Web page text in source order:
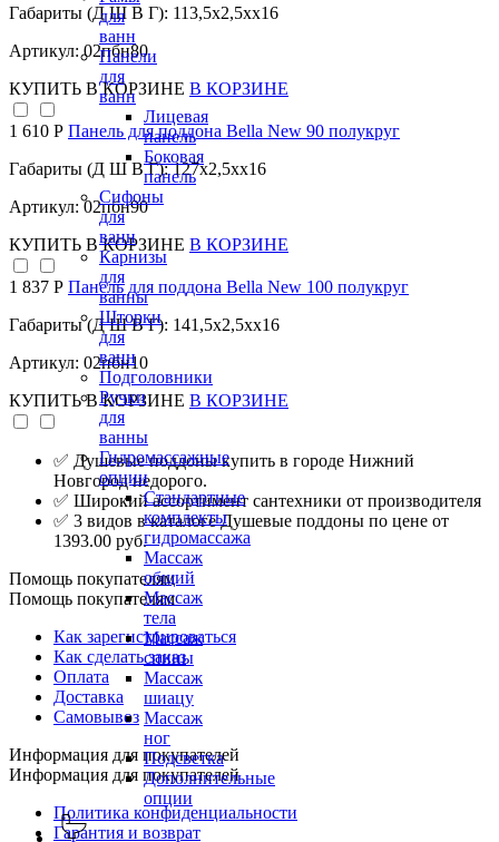
для
ванн
Панели
для
ванн
Лицевая
панель
Боковая
панель
Сифоны
для
ванн
Карнизы
для
ванны
Шторки
для
ванн
Подголовники
Ручки
для
ванны
Гидромассажные
опции
Стандартные
комплекты
гидромассажа
Массаж
общий
Массаж
тела
Массаж
спины
Массаж
шиацу
Массаж
ног
Подсветка
Дополнительные
опции
Габариты (Д Ш В Г): 113,5x2,5xx16
Артикул: 02пбн80
КУПИТЬ В КОРЗИНЕ В КОРЗИНЕ
1 610 Р Панель для поддона Bella New 90 полукруг
Габариты (Д Ш В Г): 127x2,5xx16
Артикул: 02пбн90
КУПИТЬ В КОРЗИНЕ В КОРЗИНЕ
1 837 Р Панель для поддона Bella New 100 полукруг
Габариты (Д Ш В Г): 141,5x2,5xx16
Артикул: 02пбн10
КУПИТЬ В КОРЗИНЕ В КОРЗИНЕ
✅ Душевые поддоны купить в городе Нижний
Новгород недорого.
✅ Широкий ассортимент сантехники от производителя
✅ 3 видов в каталоге Душевые поддоны по цене от
1393.00 руб.
Помощь покупателям
Помощь покупателям
Как зарегистрироваться
Как сделать заказ
Оплата
Доставка
Самовывоз
Информация для покупателей
Информация для покупателей
Политика конфиденциальности
Гарантия и возврат